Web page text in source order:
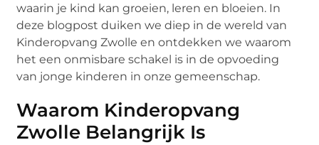
waarin je kind kan groeien, leren en bloeien. In
deze blogpost duiken we diep in de wereld van
Kinderopvang Zwolle en ontdekken we waarom
het een onmisbare schakel is in de opvoeding
van jonge kinderen in onze gemeenschap.
Waarom Kinderopvang
Zwolle Belangrijk Is